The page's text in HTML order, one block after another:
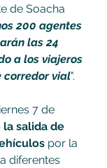
de Soacha
200 agentes
las 24
a los viajeros
corredor vial".
7 de
la salida de
por la
diferentes